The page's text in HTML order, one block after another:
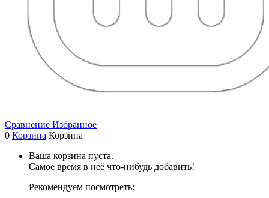
Сравнение Избранное
0 Корзина Корзина
Ваша корзина пуста.
Самое время в неё что-нибудь добавить!
Рекомендуем посмотреть: